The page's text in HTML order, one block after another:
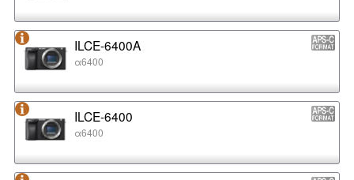
ILCE-6400A
α6400
ILCE-6400
α6400